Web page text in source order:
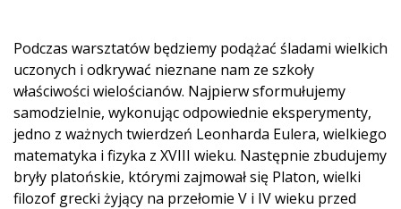
Podczas warsztatów będziemy podążać śladami wielkich
uczonych i odkrywać nieznane nam ze szkoły
właściwości wielościanów. Najpierw sformułujemy
samodzielnie, wykonując odpowiednie eksperymenty,
jedno z ważnych twierdzeń Leonharda Eulera, wielkiego
matematyka i fizyka z XVIII wieku. Następnie zbudujemy
bryły platońskie, którymi zajmował się Platon, wielki
filozof grecki żyjący na przełomie V i IV wieku przed